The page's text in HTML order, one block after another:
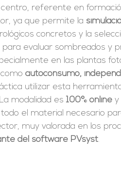
referente en
ya que permite la
concretos y la
evaluar sombreados y
en las plantas
comoautoconsumo,
utilizar esta
modalidad es100% online y
el material necesario
muy valorada en los
del software PVsyst.